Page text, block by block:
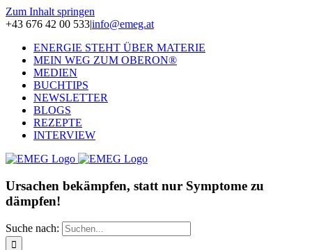
Zum Inhalt springen
+43 676 42 00 533|info@emeg.at
ENERGIE STEHT ÜBER MATERIE
MEIN WEG ZUM OBERON®
MEDIEN
BUCHTIPS
NEWSLETTER
BLOGS
REZEPTE
INTERVIEW
Ursachen bekämpfen, statt nur Symptome zu
dämpfen!
Suche nach: